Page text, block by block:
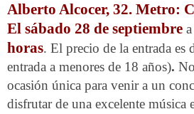
Alberto Alcocer, 32. Metro:
El sábado 28 de septiembre
horas. El precio de la entrada es
entrada a menores de 18 años).
ocasión única para venir a un
disfrutar de una excelente música